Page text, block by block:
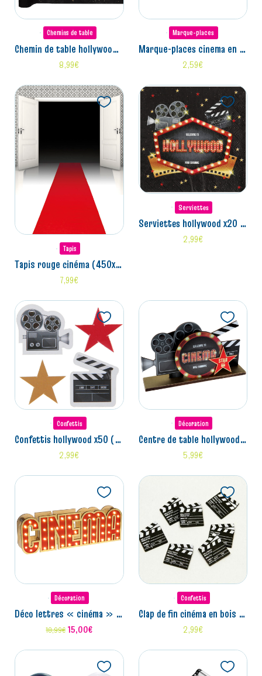
Chemins de table
chemin de table hollywood (30cm)
8,99€
Marque-places
marque-places cinema en carton x10 (7x3.6cm)
2,59€
Tapis
tapis rouge cinéma (450x60cm)
7,99€
Serviettes
serviettes hollywood x20 (16,5cm)
2,99€
Confettis
confettis hollywood x50 (1/2,5cm)
2,99€
Décoration
centre de table hollywood (4x13x20cm)
5,99€
Décoration
déco lettres « cinéma » lumineuses (4x10x30cm)
18,99€ 15,00€
Confettis
clap de fin cinéma en bois x25 (2cm)
2,99€